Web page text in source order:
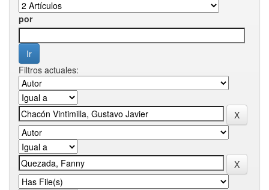
por
Filtros actuales: